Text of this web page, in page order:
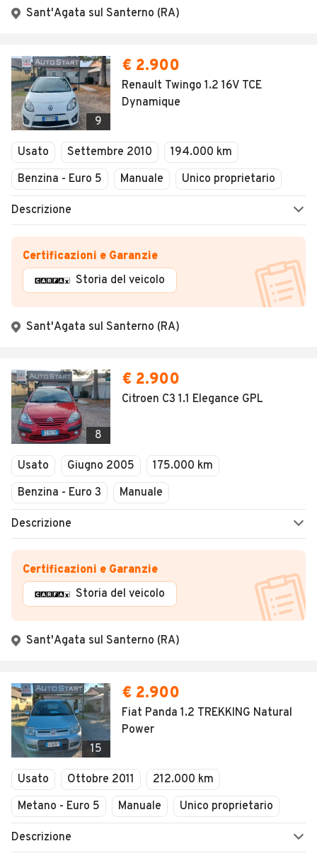
Sant'Agata sul Santerno (RA)
9
€ 2.900
Renault Twingo 1.2 16V TCE
Dynamique
Usato Settembre 2010
194.000 km
Benzina - Euro 5
Manuale Unico proprietario
Descrizione
Certificazioni e Garanzie
Storia del veicolo
Sant'Agata sul Santerno (RA)
8
€ 2.900
Citroen C3 1.1 Elegance GPL
Usato Giugno 2005
175.000 km
Benzina - Euro 3
Manuale
Descrizione
Certificazioni e Garanzie
Storia del veicolo
Sant'Agata sul Santerno (RA)
15
€ 2.900
Fiat Panda 1.2 TREKKING Natural
Power
Usato Ottobre 2011
212.000 km
Metano - Euro 5
Manuale Unico proprietario
Descrizione